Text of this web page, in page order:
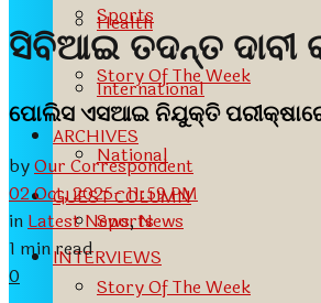
Sports
Story Of The Week
ARCHIVES
GUEST COLUMN
INTERVIEWS
Health
International
National
Sports
Story Of The Week
ସିବିଆଇ ତଦନ୍ତ ଦାବୀ
ପୋଲିସ ଏସଆଇ ନିଯୁକ୍ତି
byOur Correspondent
02 Oct, 2025- 11:59 PM
in Latest News,News
1 min read
0